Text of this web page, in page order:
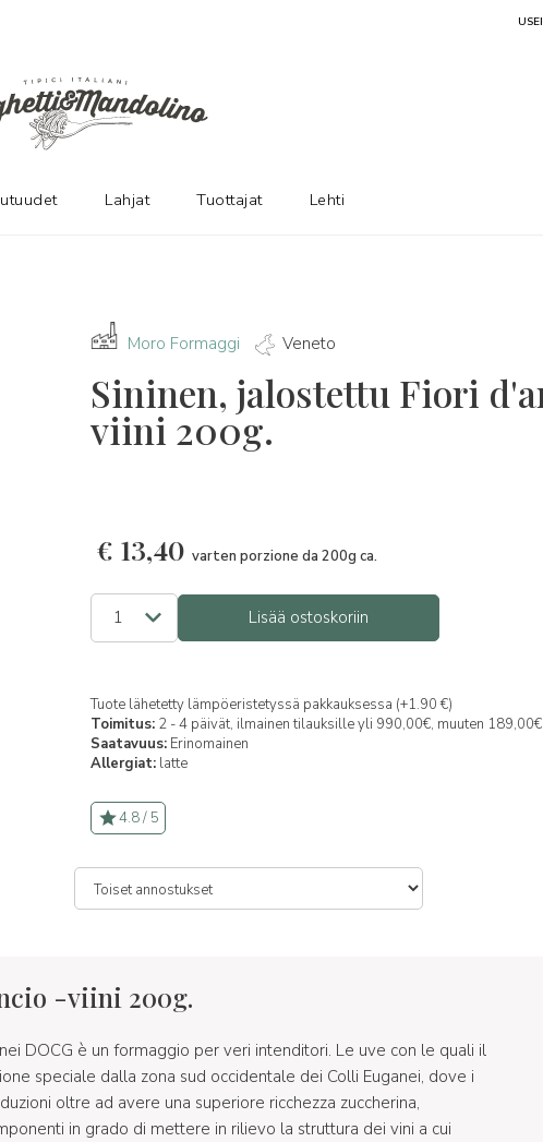
Moro Formaggi Veneto
Sininen, jalostettu Fiori
viini 200g.
€ 13,40 varten porzione da 200g ca.
Lisää ostoskoriin
Tuote lähetetty lämpöeristetyssä pakkauksessa (+1.90 €)
Toimitus: 2 - 4 päivät, ilmainen tilauksille yli 990,00€, muuten 189,00€
Saatavuus: Erinomainen
Allergiat: latte
4.8 / 5
-viini 200g.
DOCG è un formaggio per veri intenditori. Le uve con le quali il
speciale dalla zona sud occidentale dei Colli Euganei, dove i
oltre ad avere una superiore ricchezza zuccherina,
in grado di mettere in rilievo la struttura dei vini a cui
Lahjat Tuottajat Lehti